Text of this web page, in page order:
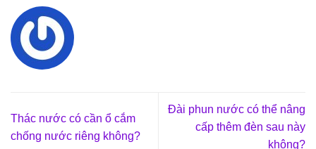
Thác nước có cần ổ cắm
chống nước riêng không?
Đài phun nước có thể nâng
cấp thêm đèn sau này
không?